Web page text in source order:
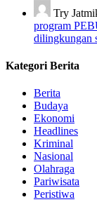
Try
program
dilingkungan
Kategori Berita
Berita
Budaya
Ekonomi
Headlines
Kriminal
Nasional
Olahraga
Pariwisata
Peristiwa